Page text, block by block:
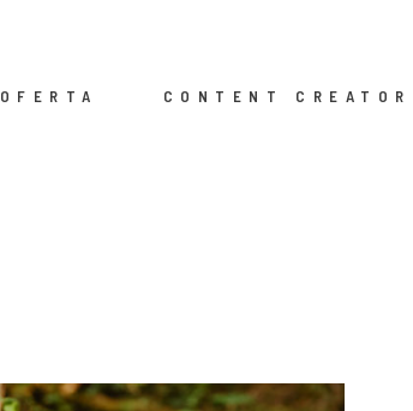
OFERTA CONTENT CREATOR